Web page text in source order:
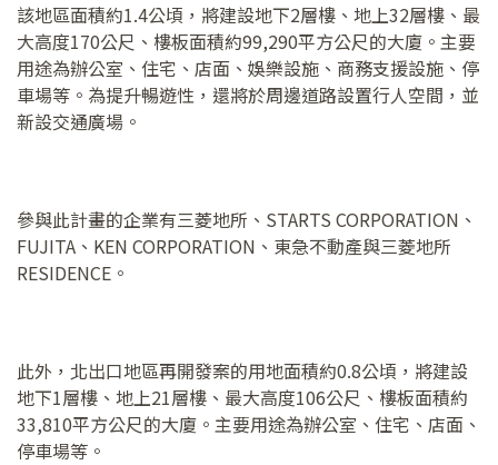
該地區面積約1.4公頃，將建設地下2層樓、地上32層樓、最
大高度170公尺、樓板面積約99,290平方公尺的大廈。主要
用途為辦公室、住宅、店面、娛樂設施、商務支援設施、停
車場等。為提升暢遊性，還將於周邊道路設置行人空間，並
新設交通廣場。
參與此計畫的企業有三菱地所、STARTS CORPORATION、
FUJITA、KEN CORPORATION、東急不動產與三菱地所
RESIDENCE。
此外，北出口地區再開發案的用地面積約0.8公頃，將建設
地下1層樓、地上21層樓、最大高度106公尺、樓板面積約
33,810平方公尺的大廈。主要用途為辦公室、住宅、店面、
停車場等。